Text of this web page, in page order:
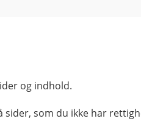
og indhold.
som du ikke har